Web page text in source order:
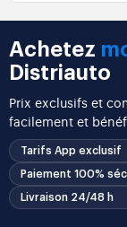
Achetez
Distriauto
Prix exclusifs et
facilement et
Tarifs App exclusif
Paiement 100%
Livraison 24/48 h